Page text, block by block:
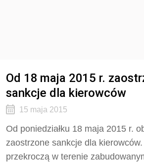
Od 18 maja 2015 r.
sankcje dla kierowców
15 maja 2015
Od poniedziałku 18 maja 2015 r.
zaostrzone sankcje dla
przekroczą w terenie